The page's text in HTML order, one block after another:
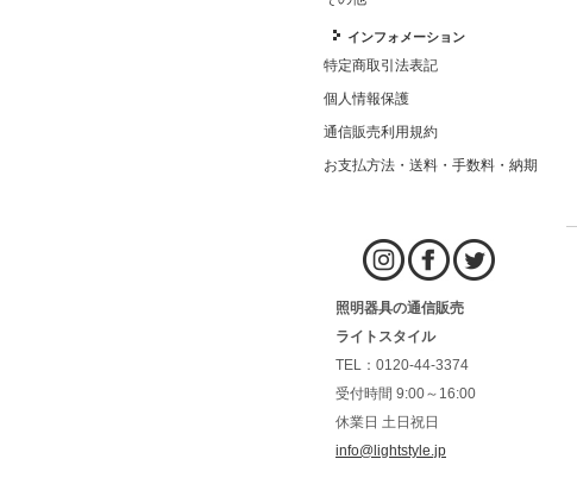
インフォメーション
特定商取引法表記
個人情報保護
通信販売利用規約
お支払方法・送料・手数料・納期
照明器具の通信販売
ライトスタイル
TEL：0120-44-3374
受付時間 9:00～16:00
休業日 土日祝日
info@lightstyle.jp